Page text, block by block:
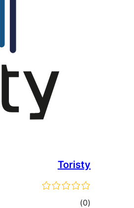
Toristy
(0 דרוגים)